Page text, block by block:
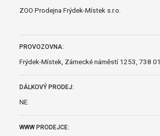
ZOO Prodejna Frýdek-Místek s.r.o.
PROVOZOVNA:
Frýdek-Místek, Zámecké náměstí 1253, 738 01
DÁLKOVÝ PRODEJ:
NE
WWW PRODEJCE: